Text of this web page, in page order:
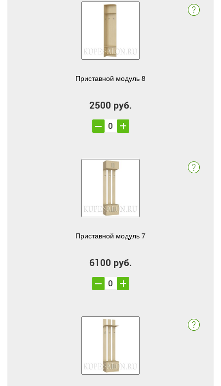
Приставной модуль 8
2500 руб.
Приставной модуль 7
6100 руб.